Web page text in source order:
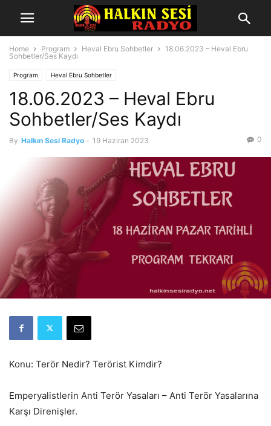
Home Program Heval Ebru Sohbetler
18.06.2023 – Heval Ebru
Sohbetler/Ses Kaydı
Program Heval Ebru Sohbetler
18.06.2023 – Heval Ebru
Sohbetler/Ses Kaydı
By Halkın Sesi Radyo - 19 Haziran 2023 0
Konu: Terör Nedir? Terörist Kimdir?
Emperyalistlerin Anti Terör Yasaları – Anti Terör Yasalarına
Karşı Direnişler.